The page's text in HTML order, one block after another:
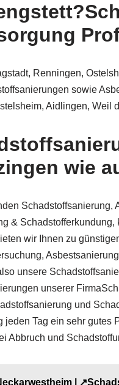
Renningen,
sowie
Aidlingen, Weil
wie
&
wir Ihnen zu
unsere
unserer
und
Tag ein sehr
Abbruch und
|